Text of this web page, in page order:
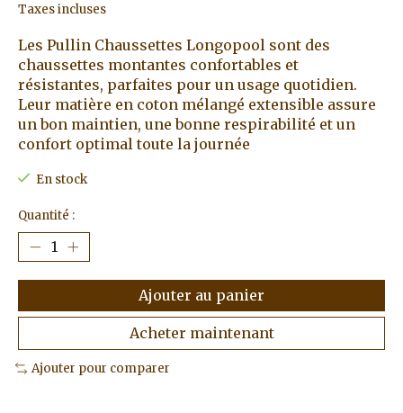
Taxes incluses
Les Pullin Chaussettes Longopool sont des
chaussettes montantes confortables et
résistantes, parfaites pour un usage quotidien.
Leur matière en coton mélangé extensible assure
un bon maintien, une bonne respirabilité et un
confort optimal toute la journée
En stock
Quantité :
Ajouter au panier
Acheter maintenant
Ajouter pour comparer